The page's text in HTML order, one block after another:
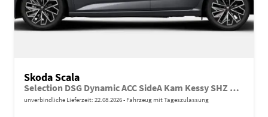
Skoda Scala
Selection DSG Dynamic ACC SideA Kam Kessy SHZ SunS
unverbindliche Lieferzeit: 22.08.2026 Fahrzeug mit Tageszulassung